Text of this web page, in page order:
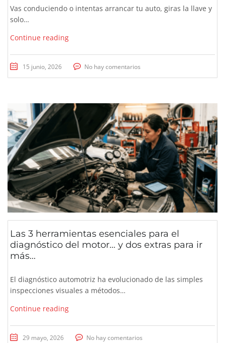
Vas conduciendo o intentas arrancar tu auto, giras la llave y
solo…
Continue reading
15 junio, 2026 No hay comentarios
Las 3 herramientas esenciales para el
diagnóstico del motor… y dos extras para ir
más...
El diagnóstico automotriz ha evolucionado de las simples
inspecciones visuales a métodos…
Continue reading
29 mayo, 2026 No hay comentarios